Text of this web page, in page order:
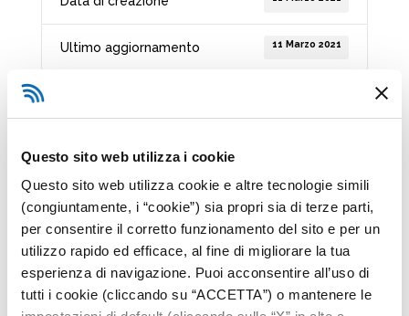
Questo sito web utilizza i cookie
Questo sito web utilizza cookie e altre tecnologie simili
(congiuntamente, i “cookie”) sia propri sia di terze parti,
per consentire il corretto funzionamento del sito e per un
utilizzo rapido ed efficace, al fine di migliorare la tua
esperienza di navigazione. Puoi acconsentire all’uso di
tutti i cookie (cliccando su “ACCETTA”) o mantenere le
Ultimo aggiornamento 11 Marzo 2021
Aerodynamic
analysis of SARS-
CoV-2 in two Wuhan
Hospitals